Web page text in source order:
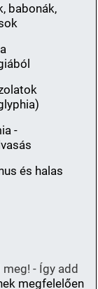
babonák,
-
és halas
meg! - Így add
megfelelően